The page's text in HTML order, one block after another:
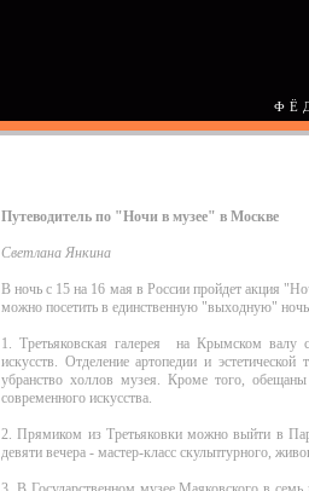
Путеводитель по "Ночи в музее" в Москве
Светлана Янкина
В ночь с 15 на 16 мая в России пройдет акция
можно посетить в единственную "выходную"
1. Третьяковская галерея на Крымском валу
искусств. Отделение артопедии и
убранство холлов музея. Кроме того,
современного искусства.
2. Прямиком из Третьяковки можно выйти в
девяти вечера - мастер-класс скульптурного,